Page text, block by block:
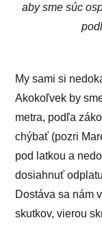
aby sme súc
My sami si
Akokoľvek by
metra, podľa
chýbať (pozri
pod latkou a
dosiahnuť
Dostáva sa nám
skutkov, vierou